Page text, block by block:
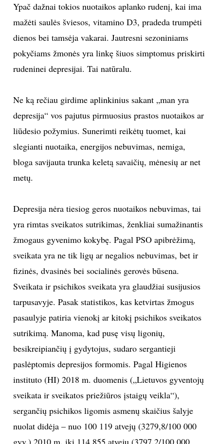
KINAS
TEATRAS
SPORTAS
FOTOGRAFIJA
ORAI
ĮDOMYBĖS
ISTORIJA
INTERJERAS
NAMAI
VIRTUVĖ
VAIKAI
NELAIMĖS
Ypač dažnai tokios nuotaikos aplanko rudenį, kai ima
mažėti saulės šviesos, vitamino D3, pradeda trumpėti
dienos bei tamsėja vakarai. Jautresni sezoniniams
pokyčiams žmonės yra linkę šiuos simptomus priskirti
rudeninei depresijai. Tai natūralu.
Ne ką rečiau girdime aplinkinius sakant „man yra
depresija“ vos pajutus pirmuosius prastos nuotaikos ar
liūdesio požymius. Sunerimti reikėtų tuomet, kai
slegianti nuotaika, energijos nebuvimas, nemiga,
bloga savijauta trunka keletą savaičių, mėnesių ar net
metų.
Depresija nėra tiesiog geros nuotaikos nebuvimas, tai
yra rimtas sveikatos sutrikimas, ženkliai sumažinantis
žmogaus gyvenimo kokybę. Pagal PSO apibrėžimą,
sveikata yra ne tik ligų ar negalios nebuvimas, bet ir
fizinės, dvasinės bei socialinės gerovės būsena.
Sveikata ir psichikos sveikata yra glaudžiai susijusios
tarpusavyje. Pasak statistikos, kas ketvirtas žmogus
pasaulyje patiria vienokį ar kitokį psichikos sveikatos
sutrikimą. Manoma, kad pusę visų ligonių,
besikreipiančių į gydytojus, sudaro sergantieji
paslėptomis depresijos formomis. Pagal Higienos
instituto (HI) 2018 m. duomenis („Lietuvos gyventojų
sveikata ir sveikatos priežiūros įstaigų veikla“),
sergančių psichikos ligomis asmenų skaičius šalyje
nuolat didėja – nuo 100 119 atvejų (3279,8/100 000
gyv.) 2010 m. iki 114 855 atvejų (3797,2/100 000